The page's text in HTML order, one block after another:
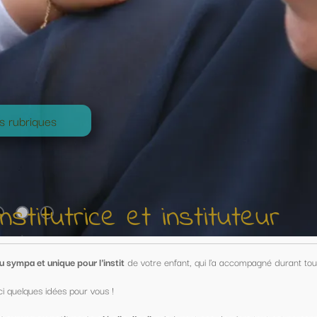
qui l'a accompagné durant toute une année !